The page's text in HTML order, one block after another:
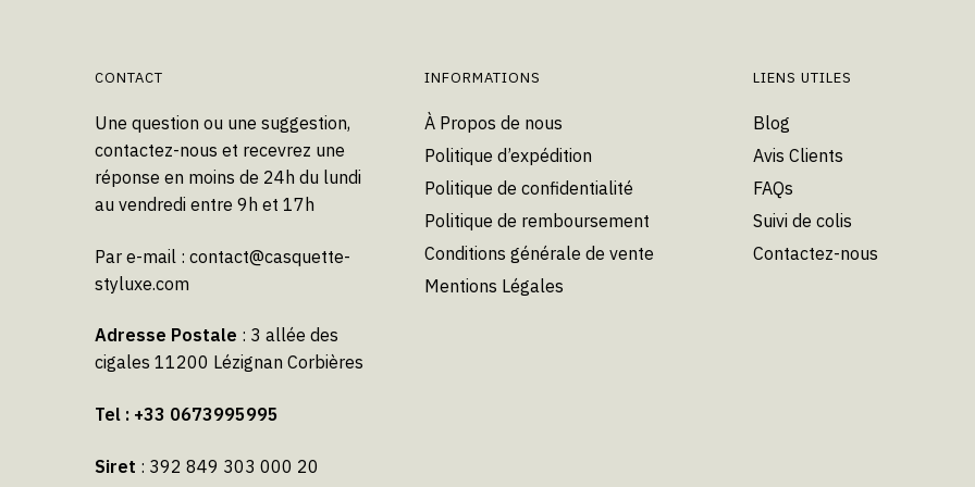
du
produit
CONTACT
Une question ou une suggestion,
contactez-nous et recevrez une
réponse en moins de 24h du lundi
au vendredi entre 9h et 17h
Par e-mail : contact@casquette-
styluxe.com
Adresse Postale : 3 allée des
cigales 11200 Lézignan Corbières
Tel : +33 0673995995
Siret : 392 849 303 000 20
INFORMATIONS
À Propos de nous
Politique d’expédition
Politique de confidentialité
Politique de remboursement
Conditions générale de vente
Mentions Légales
LIENS UTILES
Blog
Avis Clients
FAQs
Suivi de colis
Contactez-nous